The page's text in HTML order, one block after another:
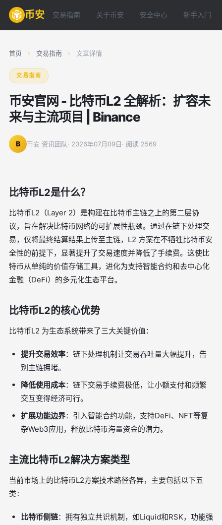
币安 交易指南 关于币安 安全中心 新手入门
首页 › 交易指南 › 文章详情
交易指南
币安官网 - 比特币L2 全解析：扩容未
来与主流项目 | Binance
B 币安 资讯团队· 2026年07月09日· 阅读 2569
比特币L2是什么？
比特币L2（Layer 2）是构建在比特币主链之上的第二层协
议，旨在解决比特币网络的可扩展性瓶颈。通过在链下处理交
易，仅将最终结算结果上传至主链，L2 方案在不牺牲比特币安
全性的前提下，显著提升了交易速度并降低了手续费。这使比
特币从单纯的价值存储工具，进化为支持智能合约和去中心化
金融（DeFi）的多元化生态平台。
比特币L2的核心优势
比特币L2 为生态系统带来了三大关键价值：
提升交易效率：链下处理机制让交易吞吐量大幅提升，告
别主链拥堵。
降低使用成本：链下交易手续费极低，让小额支付和频繁
交互变得经济可行。
扩展功能边界：引入智能合约功能，支持DeFi、NFT等复
杂Web3应用，释放比特币海量资金的潜力。
主流比特币L2解决方案类型
当前市场上的比特币L2方案技术路径各异，主要包括以下五
类：
比特币侧链：拥有独立共识机制，如Liquid和RSK，功能强